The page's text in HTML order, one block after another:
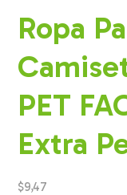
Ropa
PET
Extra
$9,47